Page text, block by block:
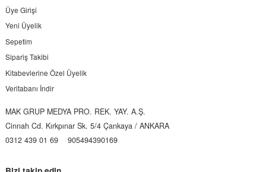
Üye Girişi
Yeni Üyelik
Sepetim
Sipariş Takibi
Kitabevlerine Özel Üyelik
Veritabanı İndir
MAK GRUP MEDYA PRO. REK. YAY. A.Ş.
Cinnah Cd. Kırkpınar Sk. 5/4 Çankaya / ANKARA
0312 439 01 69
905494390169